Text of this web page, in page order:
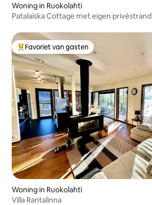
Woning in Ruokolahti
Patalaiska Cottage met eigen privéstrand
Topfavoriet van gasten
Favoriet van gasten
Woning in Ruokolahti
Villa Rantalinna